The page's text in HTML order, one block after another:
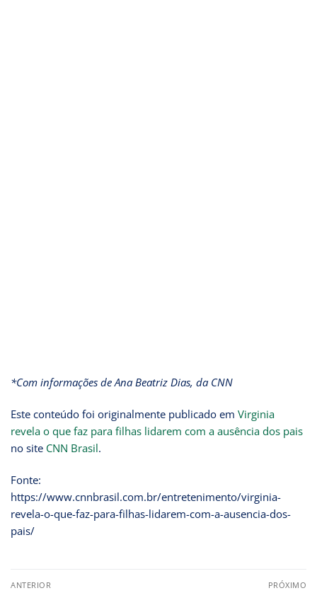
*Com informações de Ana Beatriz Dias, da CNN
Este conteúdo foi originalmente publicado em Virginia
revela o que faz para filhas lidarem com a ausência dos pais
no site CNN Brasil.
Fonte:
https://www.cnnbrasil.com.br/entretenimento/virginia-
revela-o-que-faz-para-filhas-lidarem-com-a-ausencia-dos-
pais/
ANTERIOR PRÓXIMO